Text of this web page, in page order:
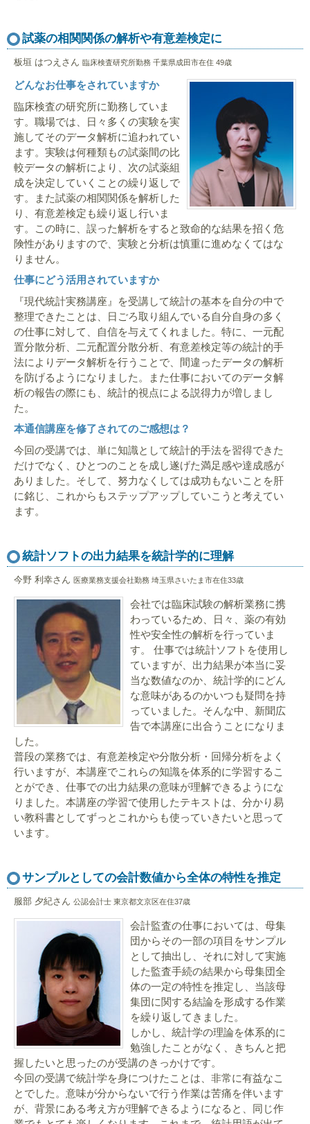
試薬の相関関係の解析や有意差検定に
板垣 はつえさん 臨床検査研究所勤務 千葉県成田市在住 49歳
どんなお仕事をされていますか
臨床検査の研究所に勤務していま
す。職場では、日々多くの実験を実
施してそのデータ解析に追われてい
ます。実験は何種類もの試薬間の比
較データの解析により、次の試薬組
成を決定していくことの繰り返しで
す。また試薬の相関関係を解析した
り、有意差検定も繰り返し行いま
す。この時に、誤った解析をすると致命的な結果を招く危
険性がありますので、実験と分析は慎重に進めなくてはな
りません。
仕事にどう活用されていますか
『現代統計実務講座』を受講して統計の基本を自分の中で
整理できたことは、日ごろ取り組んでいる自分自身の多く
の仕事に対して、自信を与えてくれました。特に、一元配
置分散分析、二元配置分散分析、有意差検定等の統計的手
法によりデータ解析を行うことで、間違ったデータの解析
を防げるようになりました。また仕事においてのデータ解
析の報告の際にも、統計的視点による説得力が増しまし
た。
本通信講座を修了されてのご感想は？
今回の受講では、単に知識として統計的手法を習得できた
だけでなく、ひとつのことを成し遂げた満足感や達成感が
ありました。そして、努力なくしては成功もないことを肝
に銘じ、これからもステップアップしていこうと考えてい
ます。
統計ソフトの出力結果を統計学的に理解
今野 利幸さん 医療業務支援会社勤務 埼玉県さいたま市在住33歳
会社では臨床試験の解析業務に携
わっているため、日々、薬の有効
性や安全性の解析を行っていま
す。 仕事では統計ソフトを使用し
ていますが、出力結果が本当に妥
当な数値なのか、統計学的にどん
な意味があるのかいつも疑問を持
っていました。そんな中、新聞広
告で本講座に出合うことになりま
した。
普段の業務では、有意差検定や分散分析・回帰分析をよく
行いますが、本講座でこれらの知識を体系的に学習するこ
とができ、仕事での出力結果の意味が理解できるようにな
りました。本講座の学習で使用したテキストは、分かり易
い教科書としてずっとこれからも使っていきたいと思って
います。
サンプルとしての会計数値から全体の特性を推定
服部 夕紀さん 公認会計士 東京都文京区在住37歳
会計監査の仕事においては、母集
団からその一部の項目をサンプル
として抽出し、それに対して実施
した監査手続の結果から母集団全
体の一定の特性を推定し、当該母
集団に関する結論を形成する作業
を繰り返してきました。
しかし、統計学の理論を体系的に
勉強したことがなく、きちんと把
握したいと思ったのが受講のきっかけです。
今回の受講で統計学を身につけたことは、非常に有益なこ
とでした。意味が分からないで行う作業は苦痛を伴います
が、背景にある考え方が理解できるようになると、同じ作